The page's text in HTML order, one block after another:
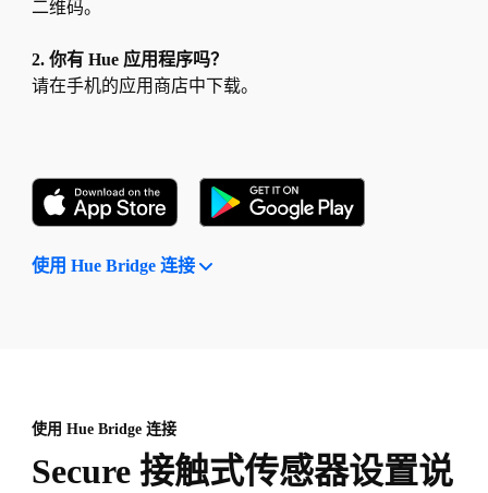
二维码。
2. 你有 Hue 应用程序吗？
请在手机的应用商店中下载。
使用 Hue Bridge 连接
使用 Hue Bridge 连接
Secure 接触式传感器设置说